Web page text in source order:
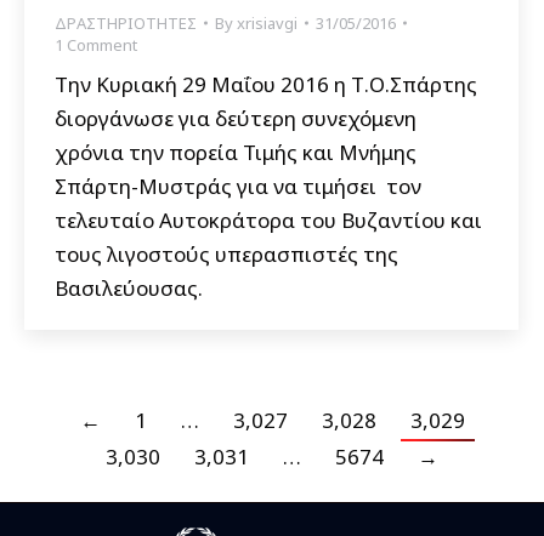
ΔΡΑΣΤΗΡΙΟΤΗΤΕΣ Byxrisiavgi
31/05/2016
1 Comment
Την Κυριακή 29 Μαΐου 2016 η Τ.Ο.Σπάρτης
διοργάνωσε για δεύτερη συνεχόμενη
χρόνια την πορεία Τιμής και Μνήμης
Σπάρτη-Μυστράς για να τιμήσει τον
τελευταίο Αυτοκράτορα του Βυζαντίου και
τους λιγοστούς υπερασπιστές της
Βασιλεύουσας.
← 1 … 3,027 3,028
3,029
3,030
3,031 … 5674 →